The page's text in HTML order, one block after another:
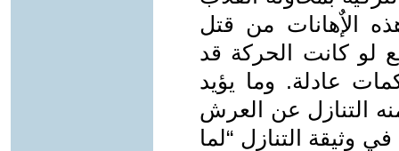
الإٌهانات من قتل
لو كانت الحركة قد
عادلة. وما يؤيد
التنازل عن العرش
وثيقة التنازل “لما